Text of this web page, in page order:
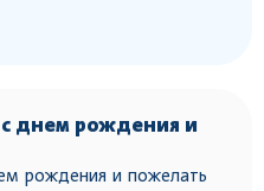
днем рождения и
рождения и пожелать